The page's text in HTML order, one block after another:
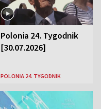
Polonia 24. Tygodnik
[30.07.2026]
POLONIA 24. TYGODNIK